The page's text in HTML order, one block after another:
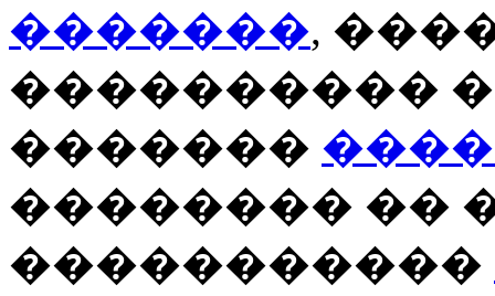
�������,
����������
�������
�������� ��
�����������